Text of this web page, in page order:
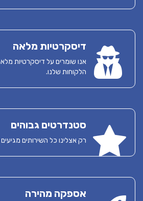
דיסקרטיות מלאה
אנו שומרים על דיסקרטיות
הלקוחות שלנו.
סטנדרטים גבוהים
רק אצלינו כל השירותים
אספקה מהירה